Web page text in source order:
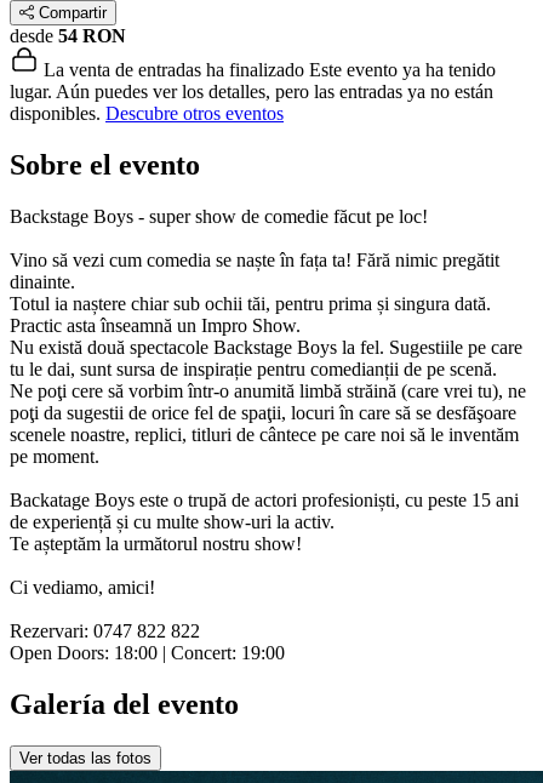
Compartir
desde 54 RON
La venta de entradas ha finalizado Este evento ya ha tenido
lugar. Aún puedes ver los detalles, pero las entradas ya no están
disponibles. Descubre otros eventos
Sobre el evento
Backstage Boys - super show de comedie făcut pe loc!
Vino să vezi cum comedia se naște în fața ta! Fără nimic pregătit
dinainte.
Totul ia naștere chiar sub ochii tăi, pentru prima și singura dată.
Practic asta înseamnă un Impro Show.
Nu există două spectacole Backstage Boys la fel. Sugestiile pe care
tu le dai, sunt sursa de inspirație pentru comedianții de pe scenă.
Ne poţi cere să vorbim într-o anumită limbă străină (care vrei tu), ne
poţi da sugestii de orice fel de spaţii, locuri în care să se desfăşoare
scenele noastre, replici, titluri de cântece pe care noi să le inventăm
pe moment.
Backatage Boys este o trupă de actori profesioniști, cu peste 15 ani
de experiență și cu multe show-uri la activ.
Te așteptăm la următorul nostru show!
Ci vediamo, amici!
Rezervari: 0747 822 822
Open Doors: 18:00 | Concert: 19:00
Galería del evento
Ver todas las fotos